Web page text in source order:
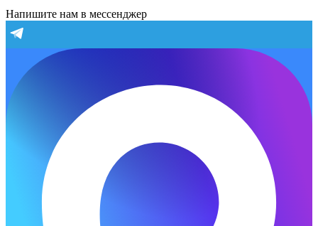
Напишите нам в мессенджер